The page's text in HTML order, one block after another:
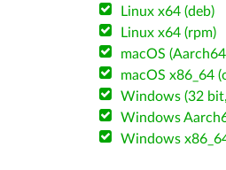
Linux x64 (deb)
Linux x64 (rpm)
macOS
macOS x86_64
Windows (32
Windows
Windows